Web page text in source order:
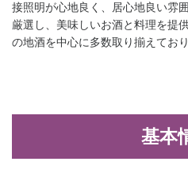
接照明が心地良く、居心地良い雰
厳選し、美味しいお酒と料理を提
の地酒を中心に多数取り揃えてお
基本